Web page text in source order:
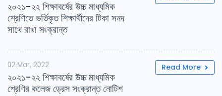
২০২১-২২ শিক্ষাবর্ষের উচ্চ মাধ্যমিক
শ্রেণিতে ভর্তিকৃত শিক্ষার্থীদের টিকা সনদ
সাথে রাখা সংক্রান্ত
02 Mar, 2022
২০২১-২২ শিক্ষাবর্ষের উচ্চ মাধ্যমিক
শ্রেণির কলেজ ড্রেস সংক্রান্ত নোটিশ
Read More